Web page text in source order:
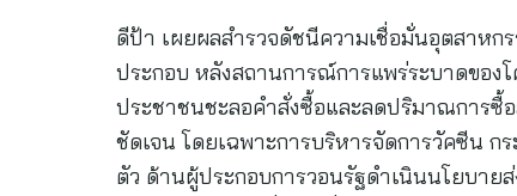
ดีป้า เผยผลสำรวจดัชนีความเชื่อมั่นอุตสาหก
ประกอบ หลังสถานการณ์การแพร่ระบาดของ
ประชาชนชะลอคำสั่งซื้อและลดปริมาณการซื้
ชัดเจน โดยเฉพาะการบริหารจัดการวัคซีน ก
ตัว ด้านผู้ประกอบการวอนรัฐดำเนินนโยบาย